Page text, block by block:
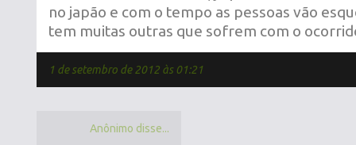
no japão e com o tempo as pessoas vão
tem muitas outras que sofrem com o
1 de setembro de 2012 às 01:21
Anônimo disse...